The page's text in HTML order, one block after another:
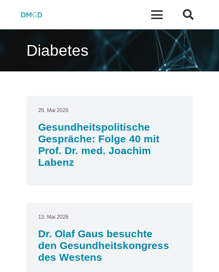
Diabetes
28. Mai 2026
Gesundheitspolitische
Gespräche: Folge 40 mit
Prof. Dr. med. Joachim
Labenz
13. Mai 2026
Dr. Olaf Gaus besuchte
den Gesundheitskongress
des Westens